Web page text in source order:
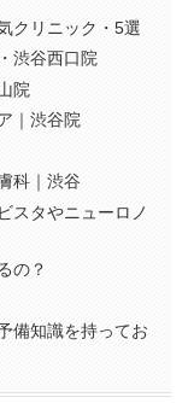
クリニック・5選
渋谷西口院
院
｜渋谷院
科｜渋谷
スタやニューロノ
の？
備知識を持ってお